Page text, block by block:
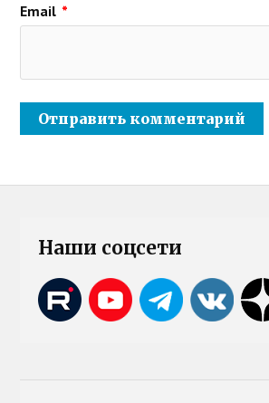
Email *
Наши соцсети